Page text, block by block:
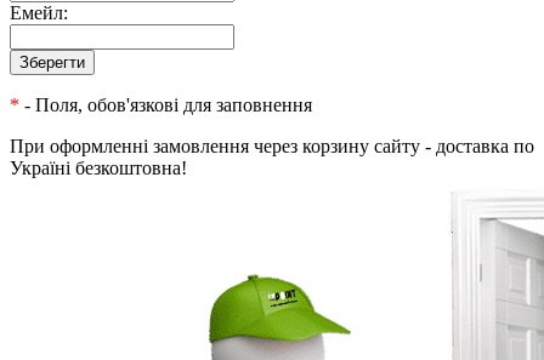
Емейл:
* - Поля, обов'язкові для заповнення
При оформленні замовлення через корзину сайту - доставка по
Україні безкоштовна!